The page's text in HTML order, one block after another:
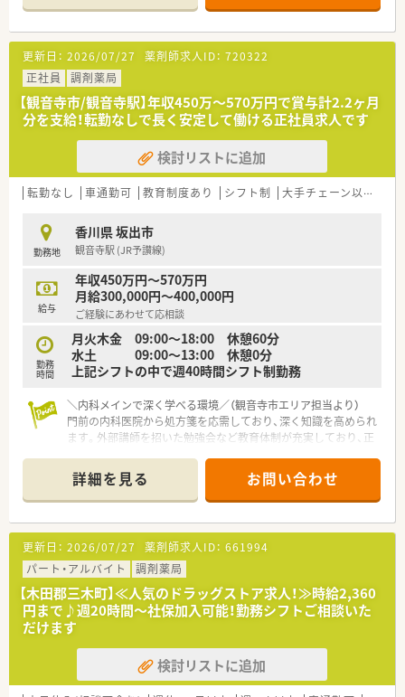
【店舗情報と応需状況について】
■坂出駅から徒歩13分の立地にあり、通勤にはマイカーの利用
も可能で通いやすい環境が整っています。
■内科や消化器科などを中心に、1日に50枚から70枚程度の処方
箋を応需している地域密着型の店舗です。
■薬剤師は常時2名体制を確保しており、事務スタッフも2名在
籍しているため業務に集中できる環境です。
【法人特徴について】
■坂出市を中心に複数店舗を展開しており、地域に根差した医療
の提供を心掛けている安定した法人です。
■社長自らも現場に出ており、社員の声を直接聞き入れる風通し
■社員に向けた無記名アンケートを実施し、職場環境の改善に真
摯に向き合う姿勢を大切にしています。
【想定されるモデル年収】
■新卒や未経験からのスタートでも、初年度から年収450万円を
確保できる安定した給与水準となっています。
■これまでのご経験やスキルをしっかりと評価し、経験者の方で
あれば年収500万円から600万円も可能です。
■キャリアアップしてマネージャー職に就くことで、将来的には
年収700万円を目指すことも十分に可能です。
更新日： 2026/07/27 薬剤師求人ID： 720322
正社員
調剤薬局
【観音寺市/観音寺駅】年収450万〜570万円で賞与計2.2ヶ月
分を支給！転勤なしで長く安定して働ける正社員求人です
検討リストに追加
転勤なし 車通勤可 教育制度あり シフト制 大手チェーン以外
勤務地
香川県 坂出市
観音寺駅 (JR予讃線)
給与
年収450万円～570万円
月給300,000円～400,000円
ご経験にあわせて応相談
勤務
時間
月火木金 09:00～18:00 休憩60分
水土 09:00～13:00 休憩0分
上記シフトの中で週40時間シフト制勤務
＼内科メインで深く学べる環境／（観音寺市エリア担当より）
門前の内科医院から処方箋を応需しており、深く知識を高められ
ます。外部講師を招いた勉強会など教育体制が充実しており、正
【店舗情報と応需状況について】
■JR予讃線の観音寺駅から徒歩13分ほどの場所に位置してお
り、マイカーでの通勤も可能であるため毎日の通勤がとてもスム
ーズです。
■門前にある内科医院からの処方箋をメインに受け付けており、
地域に密着した優しく丁寧な薬局運営を大切にしています。
■1日の処方箋枚数は50枚から70枚程度となっており、内科領域
の専門的な薬学知識を日々じっくりと深められる環境です。
【募集背景と求める人物像について】
■調剤薬局の体制強化と患者様へのサービス向上を目的とした
増員募集であり、正社員として活躍してくれる仲間を求めていま
す。
詳細を見る お問い合わせ
更新日： 2026/07/27 薬剤師求人ID： 661994
パート・アルバイト
調剤薬局
【木田郡三木町】≪人気のドラッグストア求人！≫時給2,360
円まで♪週20時間～社保加入可能！勤務シフトご相談いた
だけます
検討リストに追加